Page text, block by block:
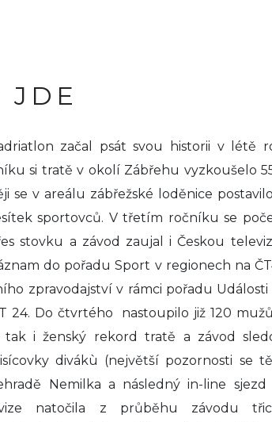
JDE
začal psát svou historii v létě
si tratě v okolí Zábřehu vyzkoušelo
se v areálu zábřežské loděnice
sportovců. V třetím ročníku se
stovku a závod zaujal i Českou
do pořadu Sport v regionech na
zpravodajství v rámci pořadu
24. Do čtvrtého nastoupilo již 120 mužů
tak i ženský rekord tratě a závod
divákù (největší pozornosti se
Nemilka a následný in-line sjezd
natočila z průběhu závodu